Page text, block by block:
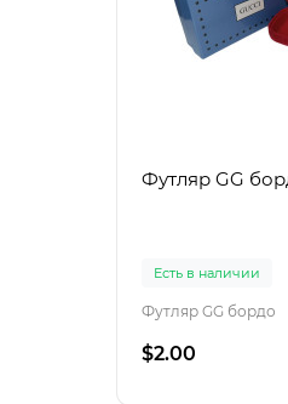
Футляр GG
Есть в наличии
Футляр GG бордо
$2.00